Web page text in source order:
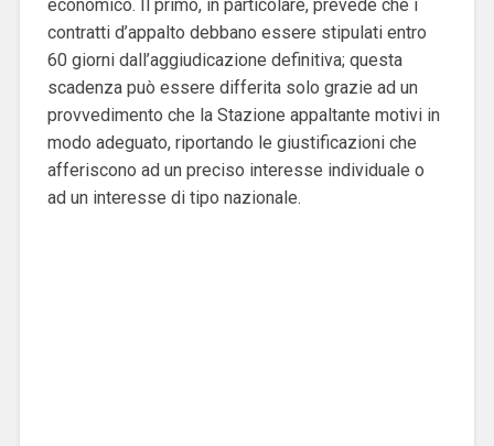
economico. Il primo, in particolare, prevede che i
contratti d’appalto debbano essere stipulati entro
60 giorni dall’aggiudicazione definitiva; questa
scadenza può essere differita solo grazie ad un
provvedimento che la Stazione appaltante motivi in
modo adeguato, riportando le giustificazioni che
afferiscono ad un preciso interesse individuale o
ad un interesse di tipo nazionale.